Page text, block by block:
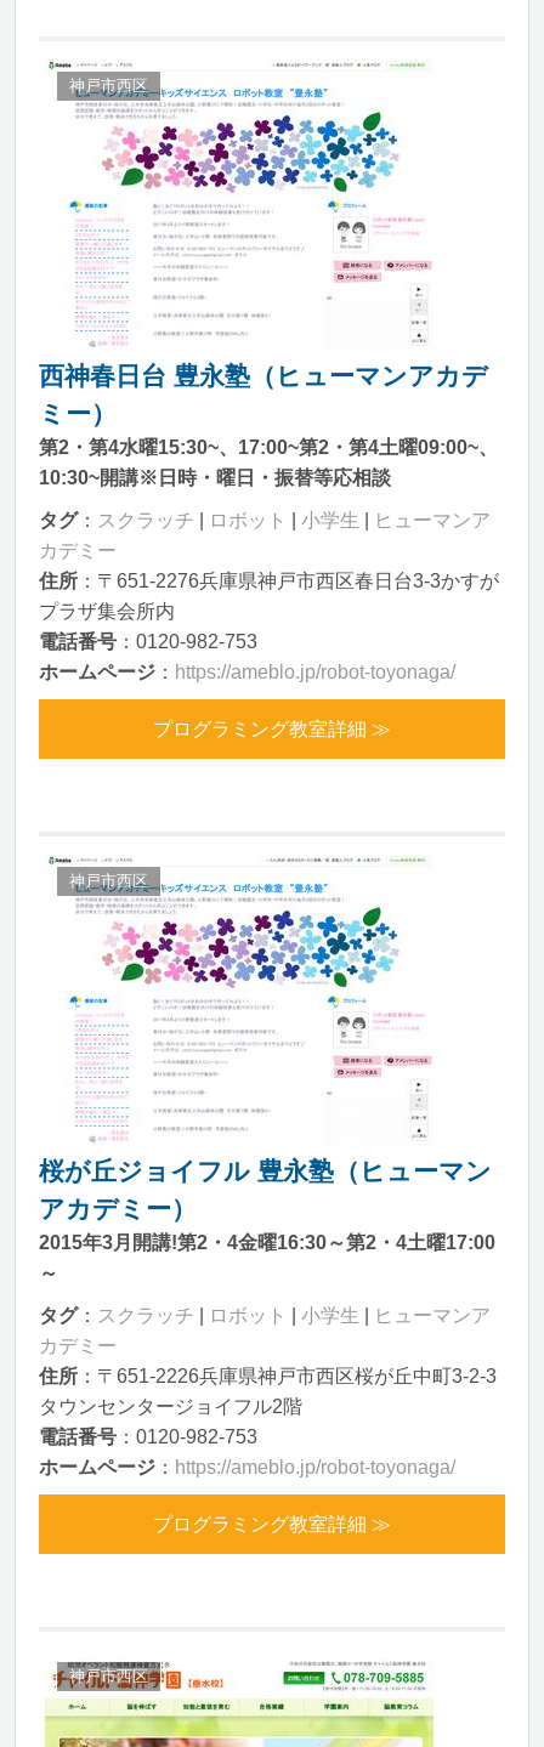
神戸市西区
西神春日台 豊永塾（ヒューマンアカデ
ミー）
第2・第4水曜15:30~、17:00~第2・第4土曜09:00~、
10:30~開講※日時・曜日・振替等応相談
タグ： スクラッチ ロボット 小学生
ヒューマンア
カデミー
住所 ：〒651-2276兵庫県神戸市西区春日台3-3かすが
プラザ集会所内
電話番号 ：0120-982-753
ホームページ ： https://ameblo.jp/robot-toyonaga/
プログラミング教室詳細 ≫
神戸市西区
桜が丘ジョイフル 豊永塾（ヒューマン
アカデミー）
2015年3月開講!第2・4金曜16:30～第2・4土曜17:00
～
タグ： スクラッチ ロボット 小学生
ヒューマンア
カデミー
住所 ：〒651-2226兵庫県神戸市西区桜が丘中町3-2-3
タウンセンタージョイフル2階
電話番号 ：0120-982-753
ホームページ ： https://ameblo.jp/robot-toyonaga/
プログラミング教室詳細 ≫
神戸市西区